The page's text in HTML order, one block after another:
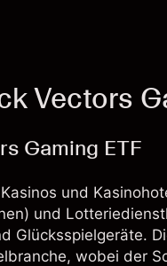
Vectors
Gaming ETF
und
und
Glücksspielgeräte.
wobei der